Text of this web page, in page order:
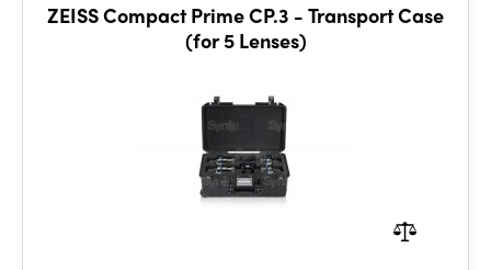
ZEISS Compact Prime CP.3 - Transport Case
(for 5 Lenses)